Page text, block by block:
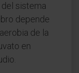
sistema
depende
de la
en